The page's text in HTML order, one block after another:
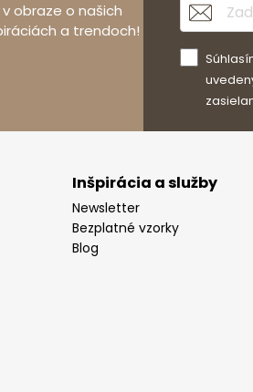
obraze o našich
a trendoch!
Inšpirácia a služby
Newsletter
Bezplatné vzorky
Blog